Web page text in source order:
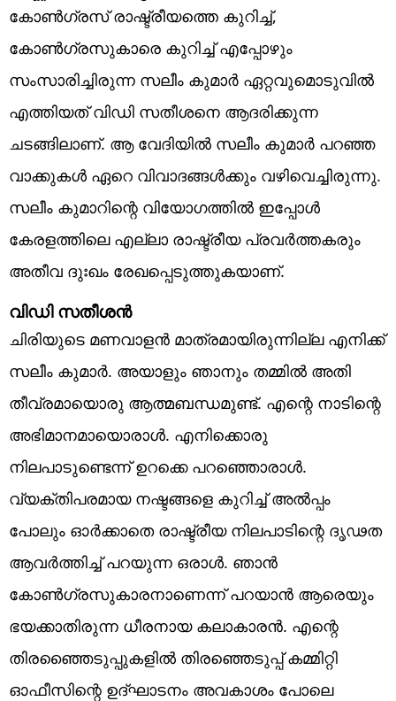
കോണ്‍ഗ്രസ് രാഷ്ട്രീയത്തെ കുറിച്ച്,
കോണ്‍ഗ്രസുകാരെ കുറിച്ച് എപ്പോഴും
സംസാരിച്ചിരുന്ന സലീം കുമാര്‍ ഏറ്റവുമൊടുവില്‍
എത്തിയത് വിഡി സതീശനെ ആദരിക്കുന്ന
ചടങ്ങിലാണ്. ആ വേദിയില്‍ സലീം കുമാര്‍ പറഞ്ഞ
വാക്കുകള്‍ ഏറെ വിവാദങ്ങള്‍ക്കും വഴിവെച്ചിരുന്നു.
സലീം കുമാറിന്റെ വിയോഗത്തില്‍ ഇപ്പോള്‍
കേരളത്തിലെ എല്ലാ രാഷ്ട്രീയ പ്രവര്‍ത്തകരും
അതീവ ദുഃഖം രേഖപ്പെടുത്തുകയാണ്.
വിഡി സതീശന്‍
ചിരിയുടെ മണവാളന്‍ മാത്രമായിരുന്നില്ല എനിക്ക്
സലീം കുമാര്‍. അയാളും ഞാനും തമ്മില്‍ അതി
തീവ്രമായൊരു ആത്മബന്ധമുണ്ട്. എന്റെ നാടിന്റെ
അഭിമാനമായൊരാള്‍. എനിക്കൊരു
നിലപാടുണ്ടെന്ന് ഉറക്കെ പറഞ്ഞൊരാള്‍.
വ്യക്തിപരമായ നഷ്ടങ്ങളെ കുറിച്ച് അല്‍പ്പം
പോലും ഓര്‍ക്കാതെ രാഷ്ട്രീയ നിലപാടിന്റെ ദൃഢത
ആവര്‍ത്തിച്ച് പറയുന്ന ഒരാള്‍. ഞാന്‍
കോണ്‍ഗ്രസുകാരനാണെന്ന് പറയാന്‍ ആരെയും
ഭയക്കാതിരുന്ന ധീരനായ കലാകാരന്‍. എന്റെ
തിരഞ്ഞൈടുപ്പുകളില്‍ തിരഞ്ഞെടുപ്പ് കമ്മിറ്റി
ഓഫീസിന്റെ ഉദ്ഘാടനം അവകാശം പോലെ